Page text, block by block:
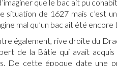
que le bac ait pu
situation de 1627 mais c’est
mal qu’un bac ait été
également, rive droite du
de la Bâtie qui avait
De cette époque date une